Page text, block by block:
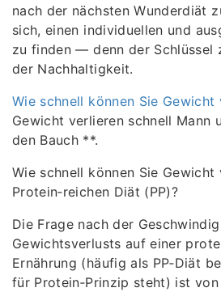
nach der nächsten Wunderdiät
sich, einen individuellen und
zu finden — denn der Schlüssel
der Nachhaltigkeit.
Wie schnell können Sie Gewicht
Gewicht verlieren schnell Mann
den Bauch **.
Wie schnell können Sie
Protein‑reichen Diät (PP)?
Die Frage nach der
Gewichtsverlusts auf einer
Ernährung (häufig als PP‑Diät
für Protein‑Prinzip steht) ist